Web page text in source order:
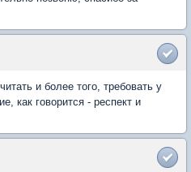
и более того, требовать у
как говорится - респект и